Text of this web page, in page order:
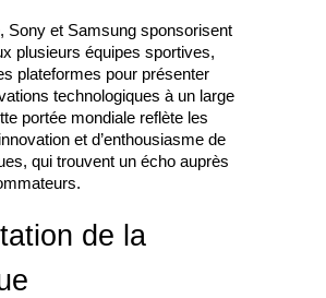
Sony et Samsung sponsorisent
plusieurs équipes sportives,
plateformes pour présenter
technologiques à un large
portée mondiale reflète les
et d’enthousiasme de
qui trouvent un écho auprès
de la